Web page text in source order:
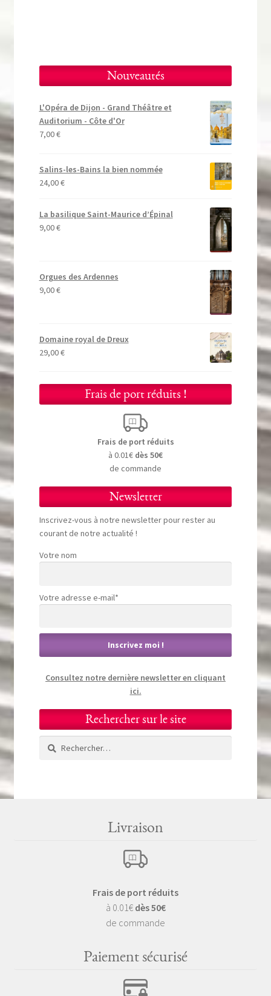
Nouveautés
L'Opéra de Dijon - Grand Théâtre et
Auditorium - Côte d'Or
7,00€
Salins-les-Bains la bien nommée
24,00€
La basilique Saint-Maurice d’Épinal
9,00€
Orgues des Ardennes
9,00€
Domaine royal de Dreux
29,00€
Frais de port réduits !
Frais de port réduits
à 0.01€ dès 50€
de commande
Newsletter
Inscrivez-vous à notre newsletter pour rester au
courant de notre actualité !
Votre nom
Votre adresse e-mail*
Consultez notre dernière newsletter en cliquant
ici.
Rechercher sur le site
Rechercher :
Livraison
Frais de port réduits
à 0.01€ dès 50€
de commande
Paiement sécurisé